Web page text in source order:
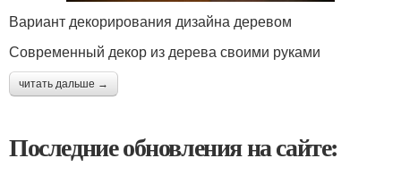
Вариант декорирования дизайна деревом
Современный декор из дерева своими руками
читать дальше →
Последние обновления на сайте: